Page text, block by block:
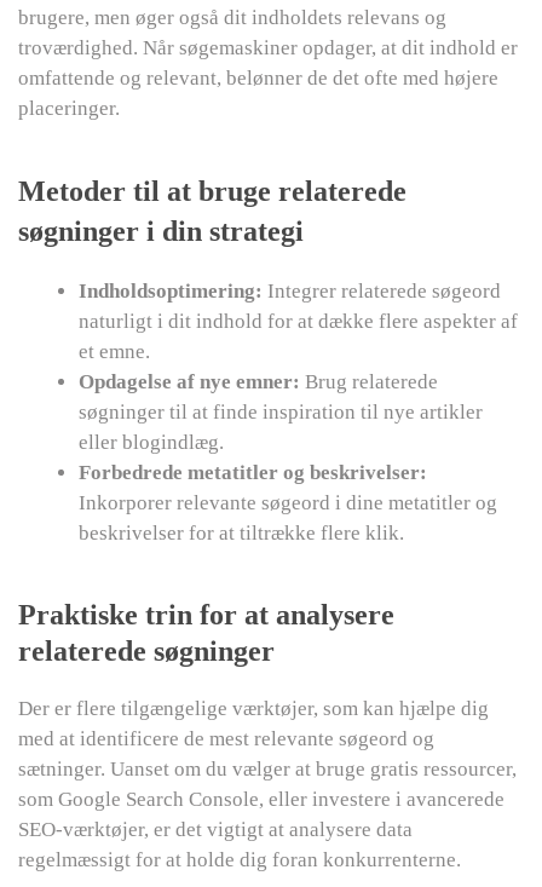
brugere, men øger også dit indholdets relevans og
troværdighed. Når søgemaskiner opdager, at dit indhold er
omfattende og relevant, belønner de det ofte med højere
placeringer.
Metoder til at bruge relaterede
søgninger i din strategi
Indholdsoptimering: Integrer relaterede søgeord
naturligt i dit indhold for at dække flere aspekter af
et emne.
Opdagelse af nye emner: Brug relaterede
søgninger til at finde inspiration til nye artikler
eller blogindlæg.
Forbedrede metatitler og beskrivelser:
Inkorporer relevante søgeord i dine metatitler og
beskrivelser for at tiltrække flere klik.
Praktiske trin for at analysere
relaterede søgninger
Der er flere tilgængelige værktøjer, som kan hjælpe dig
med at identificere de mest relevante søgeord og
sætninger. Uanset om du vælger at bruge gratis ressourcer,
som Google Search Console, eller investere i avancerede
SEO-værktøjer, er det vigtigt at analysere data
regelmæssigt for at holde dig foran konkurrenterne.